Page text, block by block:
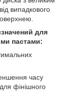
випадкового
для
пастами:
часу
фінішного